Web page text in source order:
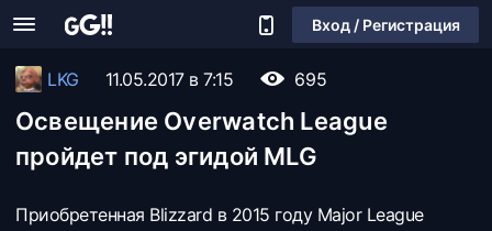
Вход / Регистрация
LKG 11.05.2017 в 7:15 695
Освещение Overwatch League
пройдет под эгидой MLG
Приобретенная Blizzard в 2015 году Major League